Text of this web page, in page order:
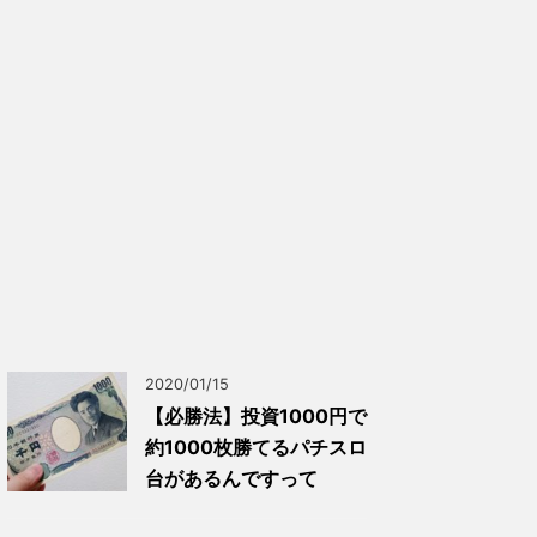
2020/01/15
【必勝法】投資1000円で
約1000枚勝てるパチスロ
台があるんですって